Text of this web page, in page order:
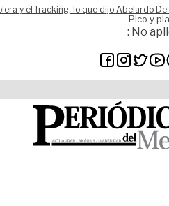
y el fracking, lo que dijo Abelardo
Pico y
: No